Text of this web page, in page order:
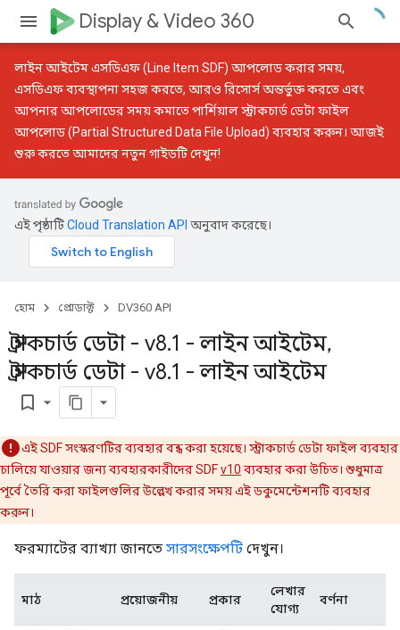
Display & Video 360
লাইন আইটেম এসডিএফ (Line Item SDF) আপলোড করার সময়,
এসডিএফ ব্যবস্থাপনা সহজ করতে, আরও রিসোর্স অন্তর্ভুক্ত করতে এবং
আপনার আপলোডের সময় কমাতেপার্শিয়াল স্ট্রাকচার্ড ডেটা ফাইল
আপলোড (Partial Structured Data File Upload) ব্যবহার করুন। আজই
শুরু করতে আমাদেরনতুন গাইডটিদেখুন!
এই পৃষ্ঠাটিCloud Translation API অনুবাদ করেছে।
হোম প্রোডাক্ট DV360 API
স্ট্রাকচার্ড ডেটা - v8.1 - লাইন আইটেম,
স্ট্রাকচার্ড ডেটা - v8.1 - লাইন আইটেম
bookmark_border
এই SDF সংস্করণটির ব্যবহার বন্ধ করা হয়েছে। স্ট্রাকচার্ড ডেটা ফাইল ব্যবহার
চালিয়ে যাওয়ার জন্য ব্যবহারকারীদের SDFv10 ব্যবহার করা উচিত। শুধুমাত্র
পূর্বে তৈরি করা ফাইলগুলির উল্লেখ করার সময় এই ডকুমেন্টেশনটি ব্যবহার
করুন।
ফরম্যাটের ব্যাখ্যা জানতে সারসংক্ষেপটি দেখুন।
মাঠ প্রয়োজনীয় প্রকার
লেখার
যোগ্য
বর্ণনা